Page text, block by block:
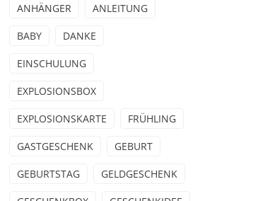
ANHÄNGER ANLEITUNG
BABY DANKE
EINSCHULUNG
EXPLOSIONSBOX
EXPLOSIONSKARTE FRÜHLING
GASTGESCHENK GEBURT
GEBURTSTAG GELDGESCHENK